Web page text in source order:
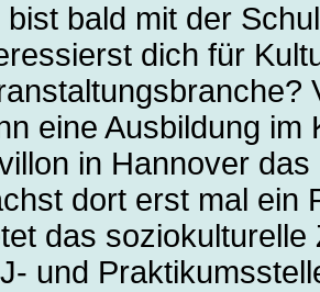
bist bald mit der
dich für
eine Ausbildung im
in Hannover
dort erst mal ein
das
und